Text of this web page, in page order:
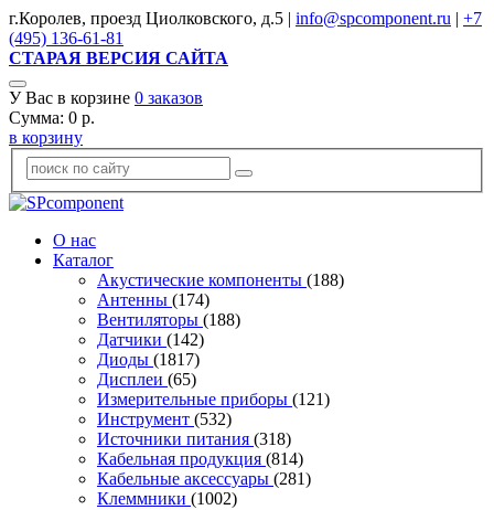
г.Королев, проезд Циолковского, д.5 | info@spcomponent.ru | +7
(495) 136-61-81
СТАРАЯ ВЕРСИЯ САЙТА
У Вас в корзине 0 заказов
Сумма: 0 р.
в корзину
О нас
Каталог
Акустические компоненты (188)
Антенны (174)
Вентиляторы (188)
Датчики (142)
Диоды (1817)
Дисплеи (65)
Измерительные приборы (121)
Инструмент (532)
Источники питания (318)
Кабельная продукция (814)
Кабельные аксессуары (281)
Клеммники (1002)